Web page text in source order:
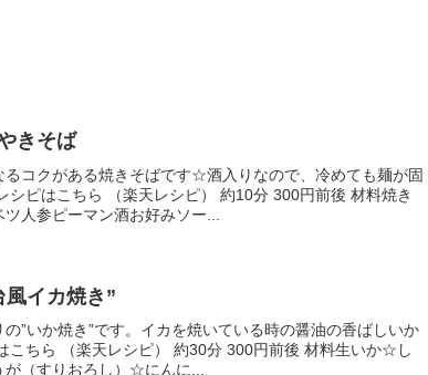
きそば
るコクがある焼きそばです☆酒入りなので、冷めても麺が固
シピはこちら （楽天レシピ） 約10分 300円前後 材料焼き
人参ピーマン酒お好みソー...
イカ焼き”
”いか焼き”です。イカを焼いている時の醤油の香ばしいか
こちら （楽天レシピ） 約30分 300円前後 材料生いか☆し
（すりおろし）☆にんに...